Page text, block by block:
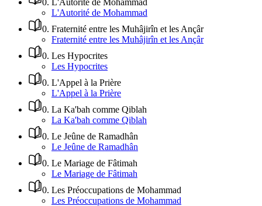
0. L'Autorité de Mohammad
L'Autorité de Mohammad
0. Fraternité entre les Muhâjirîn et les Ançâr
Fraternité entre les Muhâjirîn et les Ançâr
0. Les Hypocrites
Les Hypocrites
0. L'Appel à la Prière
L'Appel à la Prière
0. La Ka'bah comme Qiblah
La Ka'bah comme Qiblah
0. Le Jeûne de Ramadhân
Le Jeûne de Ramadhân
0. Le Mariage de Fâtimah
Le Mariage de Fâtimah
0. Les Préoccupations de Mohammad
Les Préoccupations de Mohammad